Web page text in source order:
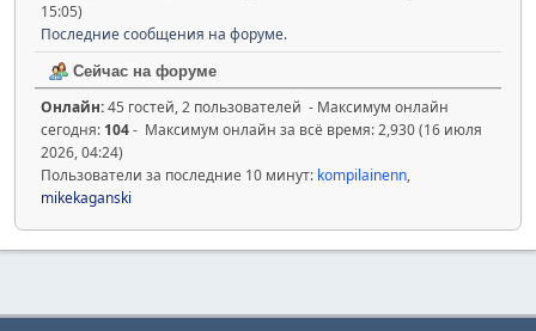
15:05)
Последние сообщения на форуме.
Сейчас на форуме
Онлайн:45 гостей, 2 пользователей - Максимум онлайн
сегодня: 104- Максимум онлайн за всё время: 2,930 (16 июля
2026, 04:24)
Пользователи за последние 10 минут: kompilainenn,
mikekaganski